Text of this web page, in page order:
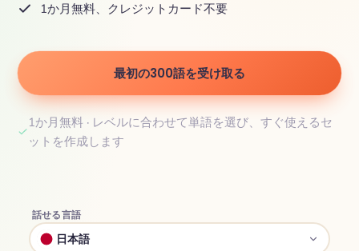
1か月無料、クレジットカード不要
最初の300語を受け取る
1か月無料 · レベルに合わせて単語を選び、すぐ使えるセ
ットを作成します
話せる言語
日本語